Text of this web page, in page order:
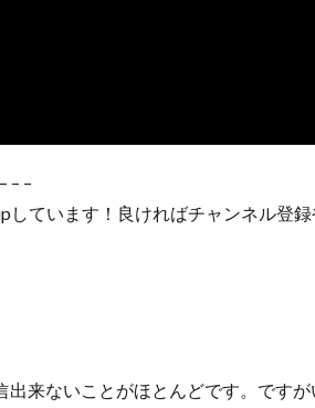
– –
ています！良ければチャンネル登録
来ないことがほとんどです。です